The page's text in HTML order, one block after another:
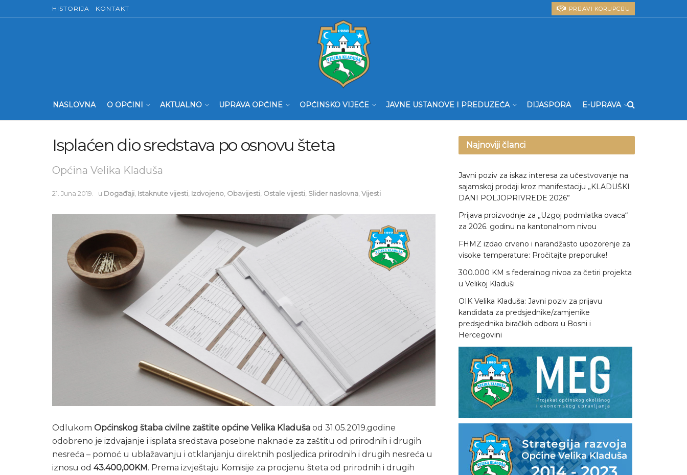
HISTORIJA KONTAKT PRIJAVI KORUPCIJU
NASLOVNA O OPĆINI AKTUALNO UPRAVA OPĆINE OPĆINSKO VIJEĆE JAVNE USTANOVE I PREDUZEĆA DIJASPORA E-UPRAVA
Isplaćen dio sredstava po osnovu šteta
Općina Velika Kladuša
21. Juna 2019. u Događaji Istaknute vijesti Izdvojeno Obavijesti Ostale vijesti Slider naslovna Vijesti
Odlukom Općinskog štaba civilne zaštite općine Velika Kladuša od 31.05.2019.godine
odobreno je izdvajanje i isplata sredstava posebne naknade za zaštitu od prirodnih i drugih
nesreća – pomoć u ublažavanju i otklanjanju direktnih posljedica prirodnih i drugih nesreća u
iznosu od 43.400,00KM. Prema izvještaju Komisije za procjenu šteta od prirodnih i drugih
Najnoviji članci
Javni poziv za iskaz interesa za učestvovanje na
sajamskoj prodaji kroz manifestaciju „KLADUŠKI
DANI POLJOPRIVREDE 2026”
Prijava proizvodnje za „Uzgoj podmlatka ovaca“
za 2026. godinu na kantonalnom nivou
FHMZ izdao crveno i narandžasto upozorenje za
visoke temperature: Pročitajte preporuke!
300.000 KM s federalnog nivoa za četiri projekta
u Velikoj Kladuši
OIK Velika Kladuša: Javni poziv za prijavu
kandidata za predsjednike/zamjenike
predsjednika biračkih odbora u Bosni i
Hercegovini